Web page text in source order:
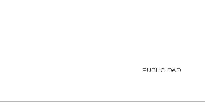
PUBLICIDAD